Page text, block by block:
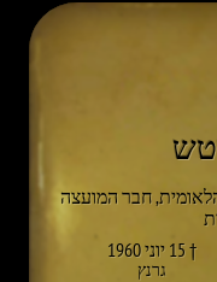
חבר המועצה
† 15 יוני 1960
גרנץ